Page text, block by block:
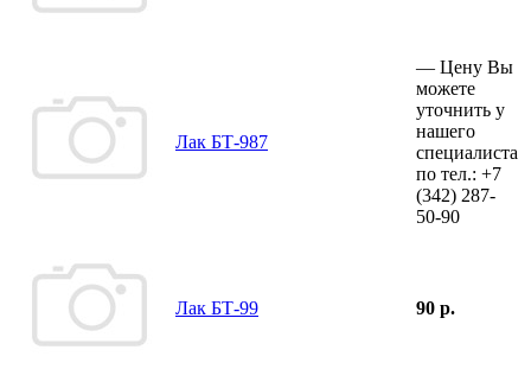
Лак БТ-987
— Цену Вы
можете
уточнить у
нашего
специалиста
по тел.: +7
(342) 287-
50-90
Лак БТ-99 90 р.